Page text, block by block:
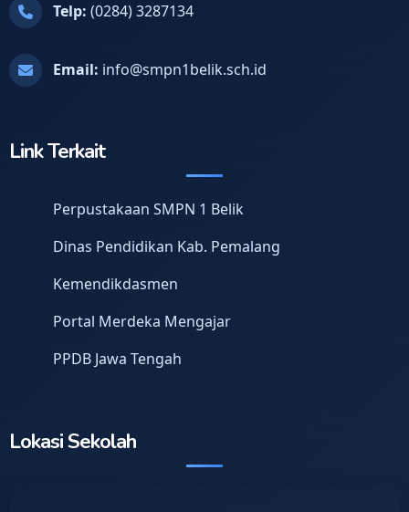
Telp: (0284) 3287134
Email: info@smpn1belik.sch.id
Link Terkait
Perpustakaan SMPN 1 Belik
Dinas Pendidikan Kab. Pemalang
Kemendikdasmen
Portal Merdeka Mengajar
PPDB Jawa Tengah
Lokasi Sekolah